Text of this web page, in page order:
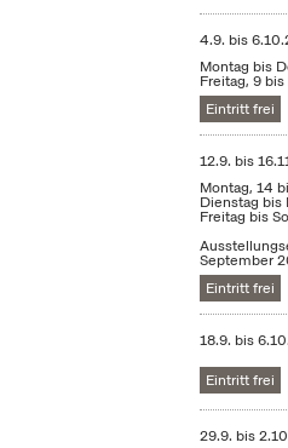
4.9. bis
Montag bis
Freitag, 9 bis
Eintritt frei
12.9. bis
Montag, 14
Dienstag bis
Freitag bis
September
Eintritt frei
18.9. bis
Eintritt frei
29.9. bis